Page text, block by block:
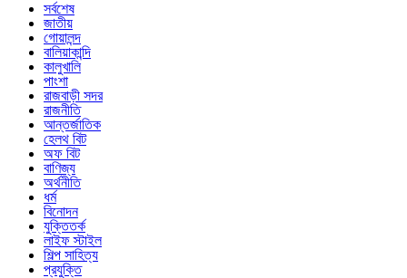
সর্বশেষ
জাতীয়
গোয়ালন্দ
বালিয়াকান্দি
কালুখালি
পাংশা
রাজবাড়ী সদর
রাজনীতি
আন্তর্জাতিক
হেলথ বিট
অফ বিট
বাণিজ্য
অর্থনীতি
ধর্ম
বিনোদন
যুক্তিতর্ক
লাইফ স্টাইল
শিল্প সাহিত্য
প্রযুক্তি